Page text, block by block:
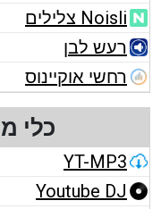
Noisli צלילים
רעש לבן
רחשי אוקיינוס
כלי
YT-MP3
Youtube DJ